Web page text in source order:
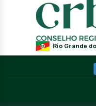
Rio Grande